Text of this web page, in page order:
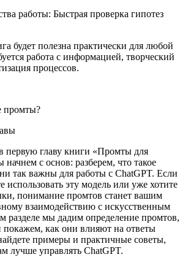
работы: Быстрая проверка гипотез
будет полезна практически для любой
работа с информацией, творческий
процессов.
промты?
первую главу книги «Промты для
с основ: разберем, что такое
так важны для работы с ChatGPT. Если
использовать эту модель или уже хотите
понимание промтов станет вашим
взаимодействию с искусственным
разделе мы дадим определение промтов,
покажем, как они влияют на ответы
примеры и практичные советы,
лучше управлять ChatGPT.